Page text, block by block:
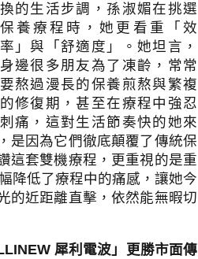
換的生活步調，孫淑媚在挑選
保養療程時，她更看重「效
率」與「舒適度」。她坦言，
身邊很多朋友為了凍齡，常常
要熬過漫長的保養煎熬與繁複
的修復期，甚至在療程中強忍
刺痛，這對生活節奏快的她來
是因為它們徹底顛覆了傳統保
這套雙機療程，更重視的是重
降低了療程中的痛感，讓她今
的近距離直擊，依然能無暇切
犀利電波」更勝市面傳